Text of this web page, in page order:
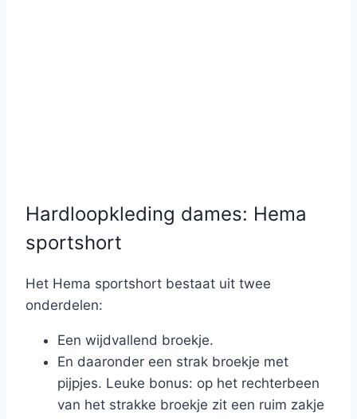
Hardloopkleding dames: Hema
sportshort
Het Hema sportshort bestaat uit twee
onderdelen:
Een wijdvallend broekje.
En daaronder een strak broekje met
pijpjes. Leuke bonus: op het rechterbeen
van het strakke broekje zit een ruim zakje